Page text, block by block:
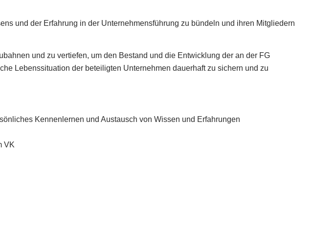
und der Erfahrung in der Unternehmensführung zu bündeln und ihren Mitgliedern
und zu vertiefen, um den Bestand und die Entwicklung der an der FG
Lebenssituation der beteiligten Unternehmen dauerhaft zu sichern und zu
Kennenlernen und Austausch von Wissen und Erfahrungen
VK